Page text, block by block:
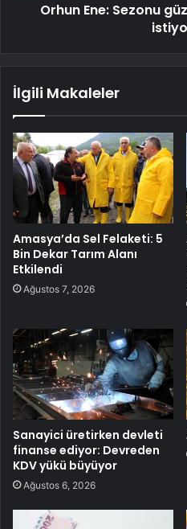
Orhun Ene: Sezonu
İlgili Makaleler
Amasya’da Sel Felaketi: 5
Bin Dekar Tarım Alanı
Etkilendi
Ağustos 7, 2026
Sanayici üretirken devleti
finanse ediyor: Devreden
KDV yükü büyüyor
Ağustos 6, 2026